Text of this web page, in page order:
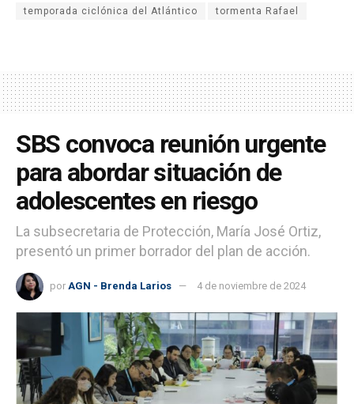
temporada ciclónica del Atlántico tormenta Rafael
SBS convoca reunión urgente
para abordar situación de
adolescentes en riesgo
La subsecretaria de Protección, María José Ortiz,
presentó un primer borrador del plan de acción.
por AGN - Brenda Larios 4 de noviembre de 2024